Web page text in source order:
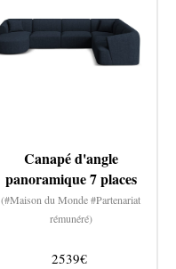
Canapé d'angle
panoramique 7 places
(#Maison du Monde #Partenariat
rémunéré)
2539€